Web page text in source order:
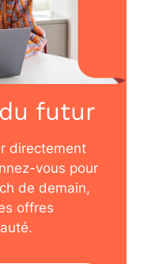
futur
directement
vous pour
de demain,
offres